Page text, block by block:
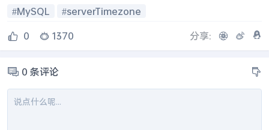
MySQL
serverTimezone
0
1370 分享:
0 条评论